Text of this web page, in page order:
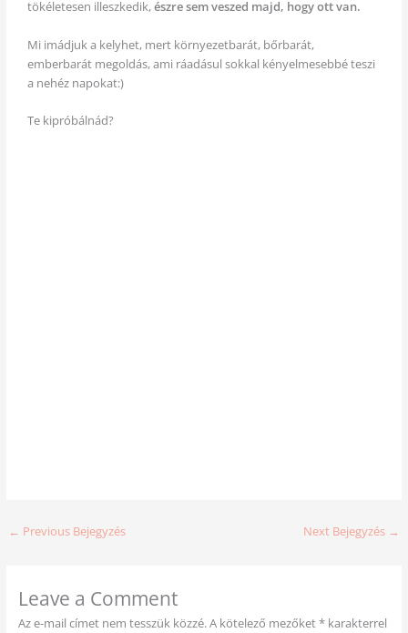
tökéletesen illeszkedik,észre sem veszed majd, hogy ott van.
Mi imádjuk a kelyhet, mert környezetbarát, bőrbarát,
emberbarát megoldás, ami ráadásul sokkal kényelmesebbé teszi
a nehéz napokat:)
Te kipróbálnád?
← Previous Bejegyzés Next Bejegyzés →
Leave a Comment
Az e-mail címet nem tesszük közzé.A kötelező mezőket*karakterrel